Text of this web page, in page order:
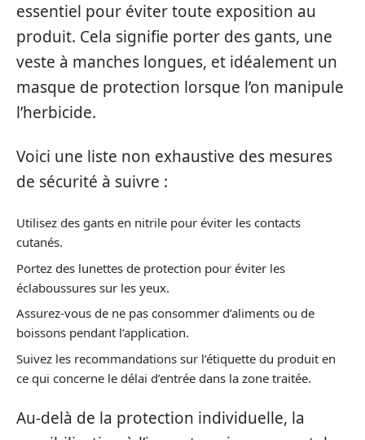
essentiel pour éviter toute exposition au
produit. Cela signifie porter des gants, une
veste à manches longues, et idéalement un
masque de protection lorsque l’on manipule
l’herbicide.
Voici une liste non exhaustive des mesures
de sécurité à suivre :
Utilisez des gants en nitrile pour éviter les contacts
cutanés.
Portez des lunettes de protection pour éviter les
éclaboussures sur les yeux.
Assurez-vous de ne pas consommer d’aliments ou de
boissons pendant l’application.
Suivez les recommandations sur l’étiquette du produit en
ce qui concerne le délai d’entrée dans la zone traitée.
Au-delà de la protection individuelle, la